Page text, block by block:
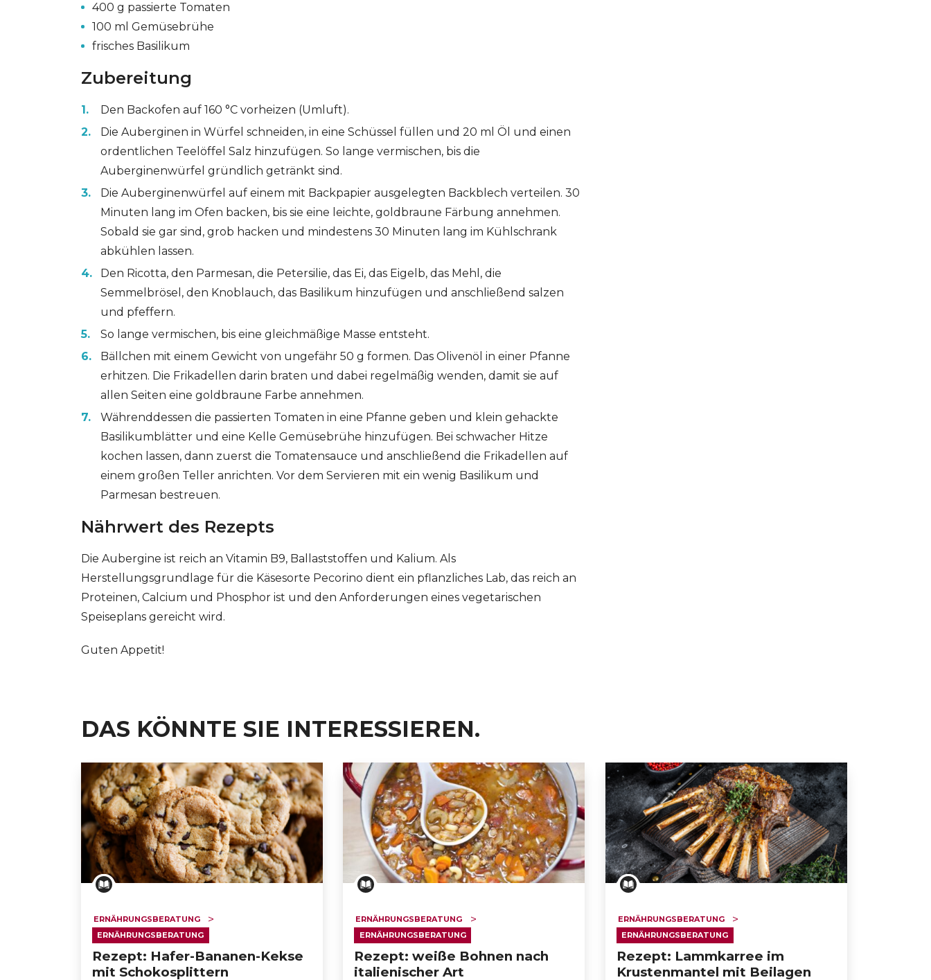
GESONDHEETZENTRUM FONDATION HÔPITAUX ROBERT SCHUMAN
400 g passierte Tomaten
100 ml Gemüsebrühe
frisches Basilikum
Zubereitung
Den Backofen auf 160 °C vorheizen (Umluft).
Die Auberginen in Würfel schneiden, in eine Schüssel füllen und 20 ml Öl und einen
ordentlichen Teelöffel Salz hinzufügen. So lange vermischen, bis die
Auberginenwürfel gründlich getränkt sind.
Die Auberginenwürfel auf einem mit Backpapier ausgelegten Backblech verteilen. 30
Minuten lang im Ofen backen, bis sie eine leichte, goldbraune Färbung annehmen.
Sobald sie gar sind, grob hacken und mindestens 30 Minuten lang im Kühlschrank
abkühlen lassen.
Den Ricotta, den Parmesan, die Petersilie, das Ei, das Eigelb, das Mehl, die
Semmelbrösel, den Knoblauch, das Basilikum hinzufügen und anschließend salzen
und pfeffern.
So lange vermischen, bis eine gleichmäßige Masse entsteht.
Bällchen mit einem Gewicht von ungefähr 50 g formen. Das Olivenöl in einer Pfanne
erhitzen. Die Frikadellen darin braten und dabei regelmäßig wenden, damit sie auf
allen Seiten eine goldbraune Farbe annehmen.
Währenddessen die passierten Tomaten in eine Pfanne geben und klein gehackte
Basilikumblätter und eine Kelle Gemüsebrühe hinzufügen. Bei schwacher Hitze
kochen lassen, dann zuerst die Tomatensauce und anschließend die Frikadellen auf
einem großen Teller anrichten. Vor dem Servieren mit ein wenig Basilikum und
Parmesan bestreuen.
Nährwert des Rezepts
Die Aubergine ist reich an Vitamin B9, Ballaststoffen und Kalium. Als
Herstellungsgrundlage für die Käsesorte Pecorino dient ein pflanzliches Lab, das reich an
Proteinen, Calcium und Phosphor ist und den Anforderungen eines vegetarischen
Speiseplans gereicht wird.
Guten Appetit!
DAS KÖNNTE SIE INTERESSIEREN.
ERNÄHRUNGSBERATUNG
ERNÄHRUNGSBERATUNG
Rezept: Hafer-Bananen-Kekse
mit Schokosplittern
ERNÄHRUNGSBERATUNG
ERNÄHRUNGSBERATUNG
Rezept: weiße Bohnen nach
italienischer Art
ERNÄHRUNGSBERATUNG
ERNÄHRUNGSBERATUNG
Rezept: Lammkarree im
Krustenmantel mit Beilagen